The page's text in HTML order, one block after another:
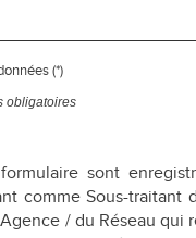
(*)
obligatoires
sont
comme Sous-traitant
/ du Réseau qui